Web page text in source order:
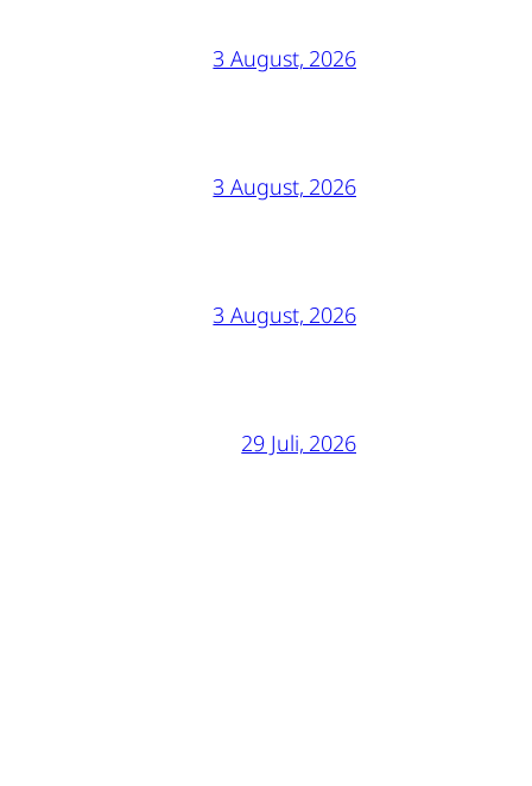
3 August, 2026
3 August, 2026
3 August, 2026
29 Juli, 2026